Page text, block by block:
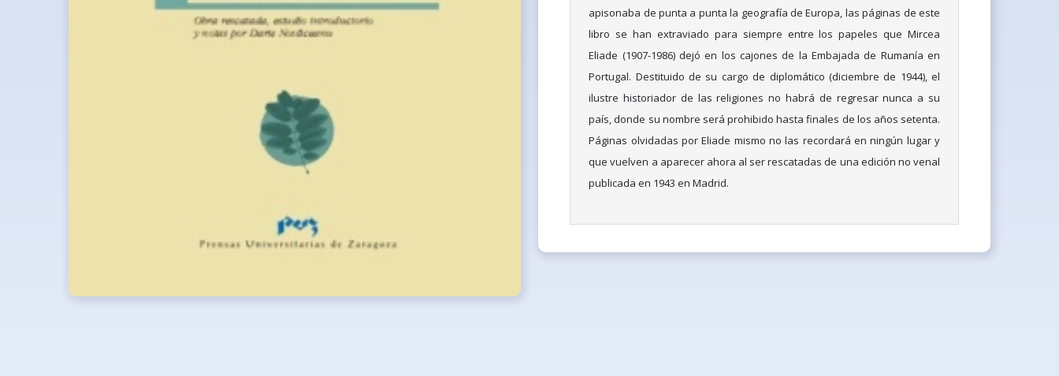
apisonaba de punta a punta la geografía de Europa, las páginas de este
libro se han extraviado para siempre entre los papeles que Mircea
Eliade (1907-1986) dejó en los cajones de la Embajada de Rumanía en
Portugal. Destituido de su cargo de diplomático (diciembre de 1944), el
ilustre historiador de las religiones no habrá de regresar nunca a su
país, donde su nombre será prohibido hasta finales de los años setenta.
Páginas olvidadas por Eliade mismo no las recordará en ningún lugar y
que vuelven a aparecer ahora al ser rescatadas de una edición no venal
publicada en 1943 en Madrid.